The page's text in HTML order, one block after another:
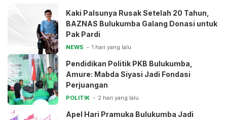
Kaki Palsunya Rusak Setelah 20 Tahun,
BAZNAS Bulukumba Galang Donasi untuk
Pak Pardi
NEWS 1 hari yang lalu
Pendidikan Politik PKB Bulukumba,
Amure: Mabda Siyasi Jadi Fondasi
Perjuangan
POLITIK 2 hari yang lalu
Apel Hari Pramuka Bulukumba Jadi